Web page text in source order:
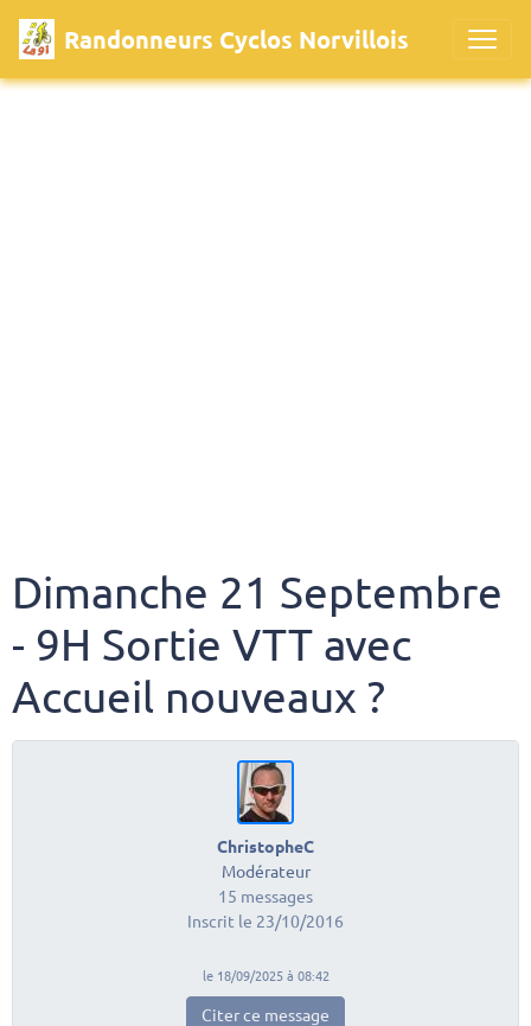
Randonneurs Cyclos Norvillois
Dimanche 21 Septembre
- 9H Sortie VTT avec
Accueil nouveaux ?
ChristopheC
Modérateur
15 messages
Inscrit le 23/10/2016
le 18/09/2025 à 08:42
Citer ce message